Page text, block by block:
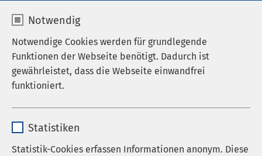
Notwendig
Notwendige Cookies werden für grundlegende
Funktionen der Webseite benötigt. Dadurch ist
gewährleistet, dass die Webseite einwandfrei
funktioniert.
Anbieter sgalinski
Statistiken
Statistik-Cookies erfassen Informationen anonym. Diese